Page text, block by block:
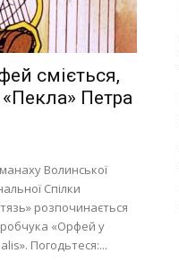
сміється,
Петра
Волинської
Спілки
розпочинається
«Орфей у
Погодьтеся:...